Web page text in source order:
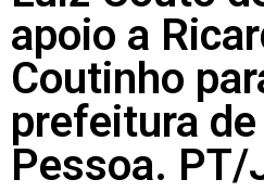
apoio a
Coutinho
prefeitura
Pessoa. PT/